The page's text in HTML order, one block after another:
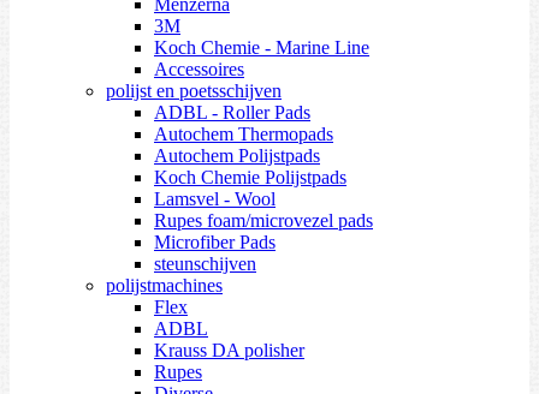
3M
Koch Chemie - Marine Line
Accessoires
polijst en poetsschijven
ADBL - Roller Pads
Autochem Thermopads
Autochem Polijstpads
Koch Chemie Polijstpads
Lamsvel - Wool
Rupes foam/microvezel pads
Microfiber Pads
steunschijven
polijstmachines
Flex
ADBL
Krauss DA polisher
Rupes